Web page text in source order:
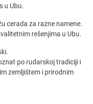
u Ubu.
cerada za razne namene.
rešenjima u Ubu.
po rudarskoj tradiciji i
zemljištem i prirodnim